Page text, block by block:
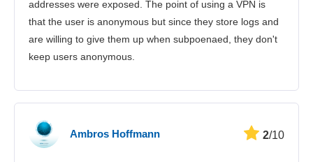
addresses were exposed. The point of using a VPN is
that the user is anonymous but since they store logs and
are willing to give them up when subpoenaed, they don't
keep users anonymous.
Ambros Hoffmann 2/10